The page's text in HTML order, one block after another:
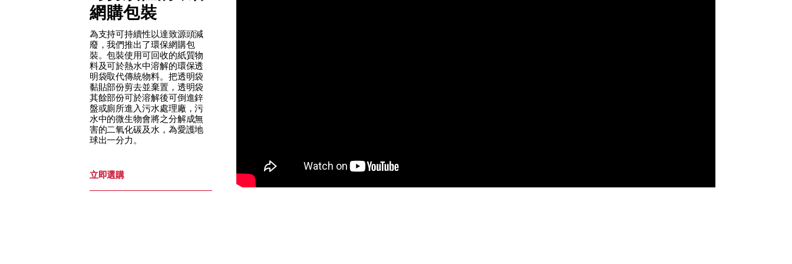
網購包裝
為支持可持續性以達致源頭減
廢，我們推出了環保網購包
裝。包裝使用可回收的紙質物
料及可於熱水中溶解的環保透
明袋取代傳統物料。把透明袋
黏貼部份剪去並棄置，透明袋
其餘部份可於溶解後可倒進鋅
盤或廁所進入污水處理廠，污
水中的微生物會將之分解成無
害的二氧化碳及水，為愛護地
球出一分力。
立即選購